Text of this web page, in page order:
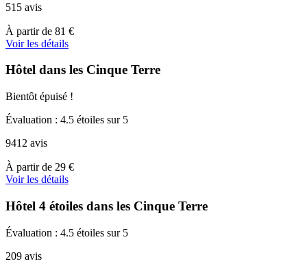
515 avis
À
partir
81 €
À partir de 81 €
Voir les détails
Hôtel dans les Cinque Terre
Bientôt épuisé !
Évaluation : 4.5 étoiles sur 5
9412 avis
À
partir
29 €
À partir de 29 €
Voir les détails
Hôtel 4 étoiles dans les Cinque Terre
Évaluation : 4.5 étoiles sur 5
209 avis